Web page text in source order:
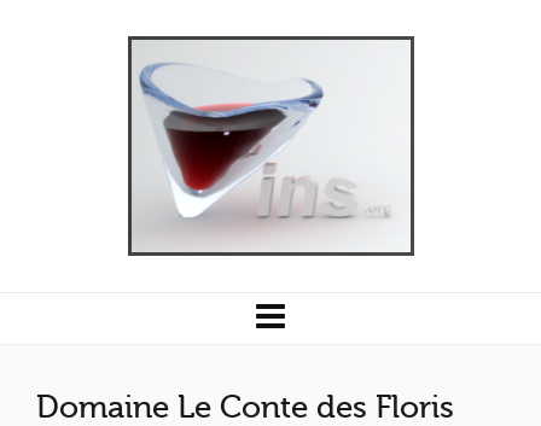
Domaine Le Conte des Floris